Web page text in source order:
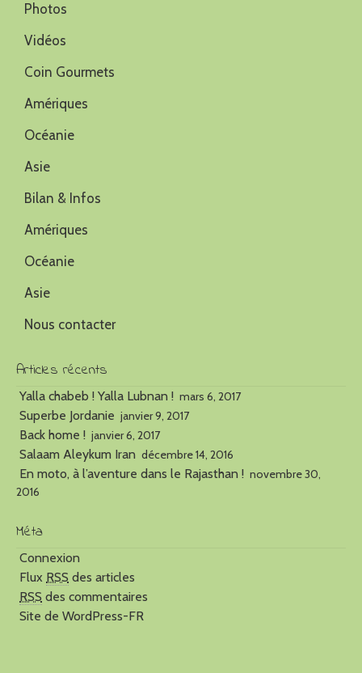
Photos
Vidéos
Coin Gourmets
Amériques
Océanie
Asie
Bilan & Infos
Amériques
Océanie
Asie
Nous contacter
Articles récents
Yalla chabeb ! Yalla Lubnan ! mars 6, 2017
Superbe Jordanie janvier 9, 2017
Back home ! janvier 6, 2017
Salaam Aleykum Iran décembre 14, 2016
En moto, à l’aventure dans le Rajasthan ! novembre 30,
2016
Méta
Connexion
Flux RSS des articles
RSS des commentaires
Site de WordPress-FR